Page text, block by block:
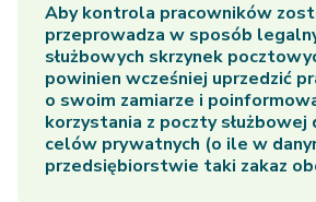
Aby kontrola pracowników
przeprowadza w sposób
służbowych skrzynek
powinien wcześniej uprzedzić
o swoim zamiarze i
korzystania z poczty służbowej
celów prywatnych (o ile w
przedsiębiorstwie taki zakaz